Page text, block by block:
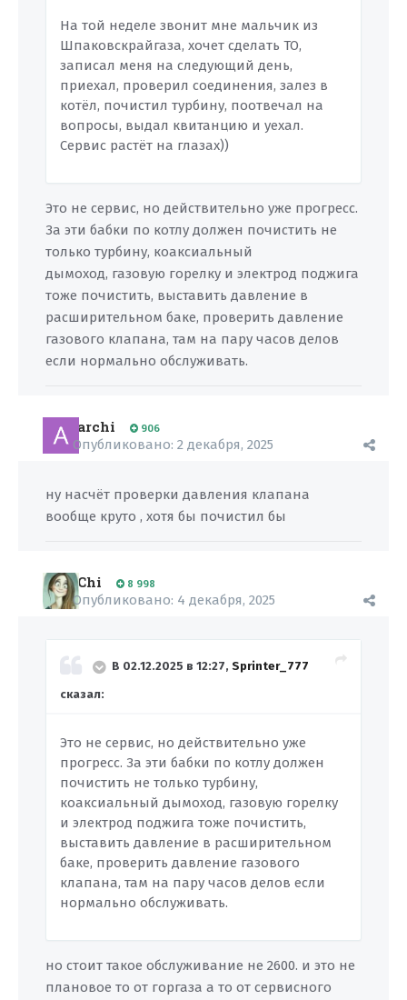
На той неделе звонит мне мальчик из
Шпаковскрайгаза, хочет сделать ТО,
записал меня на следующий день,
приехал, проверил соединения, залез в
котёл, почистил турбину, поотвечал на
вопросы, выдал квитанцию и уехал.
Сервис растёт на глазах))
Это не сервис, но действительно уже прогресс.
За эти бабки по котлу должен почистить не
только турбину, коаксиальный
дымоход, газовую горелку и электрод поджига
тоже почистить, выставить давление в
расширительном баке, проверить давление
газового клапана, там на пару часов делов
если нормально обслуживать.
archi 906
Опубликовано: 2 декабря, 2025
ну насчёт проверки давления клапана
вообще круто , хотя бы почистил бы
Chi 8 998
Опубликовано: 4 декабря, 2025
В 02.12.2025 в 12:27, Sprinter_777
сказал:
Это не сервис, но действительно уже
прогресс. За эти бабки по котлу должен
почистить не только турбину,
коаксиальный дымоход, газовую горелку
и электрод поджига тоже почистить,
выставить давление в расширительном
баке, проверить давление газового
клапана, там на пару часов делов если
нормально обслуживать.
но стоит такое обслуживание не 2600. и это не
плановое то от горгаза а то от сервисного